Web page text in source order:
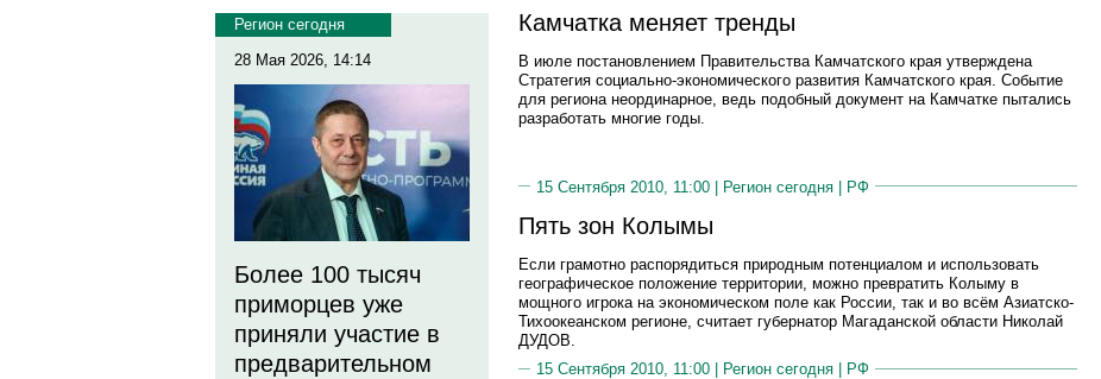
Регион сегодня
28 Мая 2026, 14:14
Более 100 тысяч
приморцев уже
приняли участие в
предварительном
Камчатка меняет тренды
В июле постановлением Правительства Камчатского края утверждена
Стратегия социально-экономического развития Камчатского края. Событие
для региона неординарное, ведь подобный документ на Камчатке пытались
разработать многие годы.
15 Сентября 2010, 11:00 | Регион сегодня | РФ
Пять зон Колымы
Если грамотно распорядиться природным потенциалом и использовать
географическое положение территории, можно превратить Колыму в
мощного игрока на экономическом поле как России, так и во всём Азиатско-
Тихоокеанском регионе, считает губернатор Магаданской области Николай
ДУДОВ.
15 Сентября 2010, 11:00 |
Регион сегодня РФ